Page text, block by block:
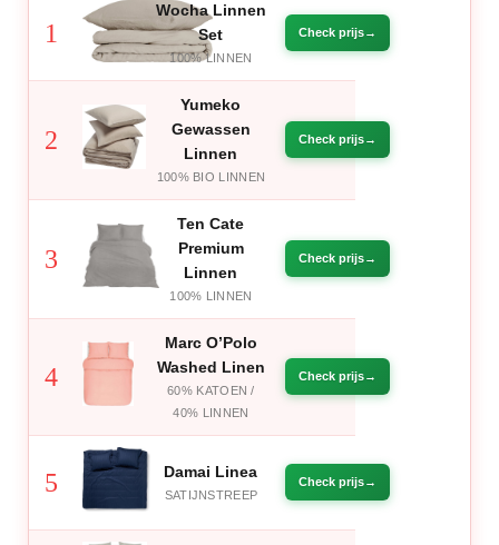
1
Wocha Linnen
Set
100% LINNEN
Check prijs
2
Yumeko
Gewassen
Linnen
100% BIO LINNEN
Check prijs
3
Ten Cate
Premium
Linnen
100% LINNEN
Check prijs
4
Marc O’Polo
Washed Linen
60% KATOEN /
40% LINNEN
Check prijs
5 Damai Linea
SATIJNSTREEP
Check prijs